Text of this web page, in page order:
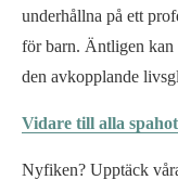
underhållna på ett
för barn. Äntligen kan
den avkopplande
Vidare till alla
Nyfiken? Upptäck